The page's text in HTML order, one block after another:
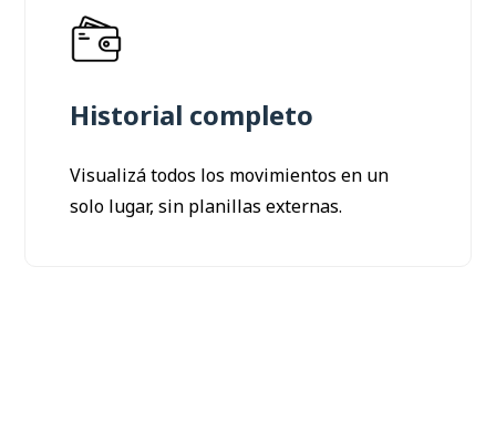
Historial completo
Visualizá todos los movimientos en un
solo lugar, sin planillas externas.